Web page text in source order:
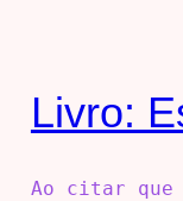
Livro:
Ao citar que